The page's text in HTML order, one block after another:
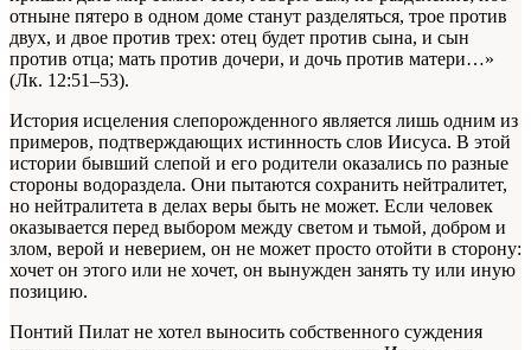
отныне пятеро в одном доме станут разделяться, трое против
двух, и двое против трех: отец будет против сына, и сын
против отца; мать против дочери, и дочь против матери…»
(Лк. 12:51–53).
История исцеления слепорожденного является лишь одним из
примеров, подтверждающих истинность слов Иисуса. В этой
истории бывший слепой и его родители оказались по разные
стороны водораздела. Они пытаются сохранить нейтралитет,
но нейтралитета в делах веры быть не может. Если человек
оказывается перед выбором между светом и тьмой, добром и
злом, верой и неверием, он не может просто отойти в сторону:
хочет он этого или не хочет, он вынужден занять ту или иную
позицию.
Понтий Пилат не хотел выносить собственного суждения